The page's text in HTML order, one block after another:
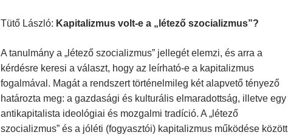
Tütő László: Kapitalizmus volt-e a „létező szocializmus”?
A tanulmány a „létező szocializmus” jellegét elemzi, és arra a
kérdésre keresi a választ, hogy az leírható-e a kapitalizmus
fogalmával. Magát a rendszert történelmileg két alapvető tényező
határozta meg: a gazdasági és kulturális elmaradottság, illetve egy
antikapitalista ideológiai és mozgalmi tradíció. A „létező
szocializmus” és a jóléti (fogyasztói) kapitalizmus működése között